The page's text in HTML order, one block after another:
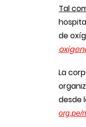
Tal
de
La
desde
org.pe/